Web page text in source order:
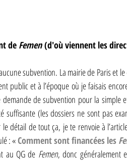
de Femen (d'où viennent les
subvention. La mairie de Paris et
public et à l’époque où je faisais
demande de subvention pour la simple
suffisante (les dossiers ne sont pas
le détail de tout ça, je te renvoie à
: «Comment sont financées les
au QG de Femen, donc